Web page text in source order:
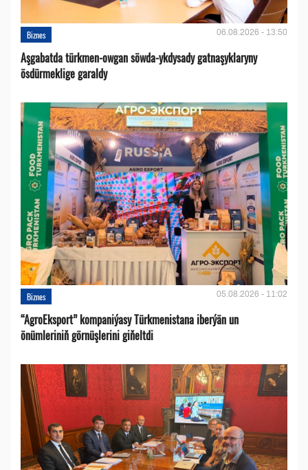
Biznes 06.08.2026 - 13:50
Aşgabatda türkmen-owgan söwda-ykdysady gatnaşyklaryny
ösdürmeklige garaldy
Biznes 05.08.2026 - 11:02
“AgroEksport” kompaniýasy Türkmenistana iberýän un
önümleriniň görnüşlerini giňeltdi